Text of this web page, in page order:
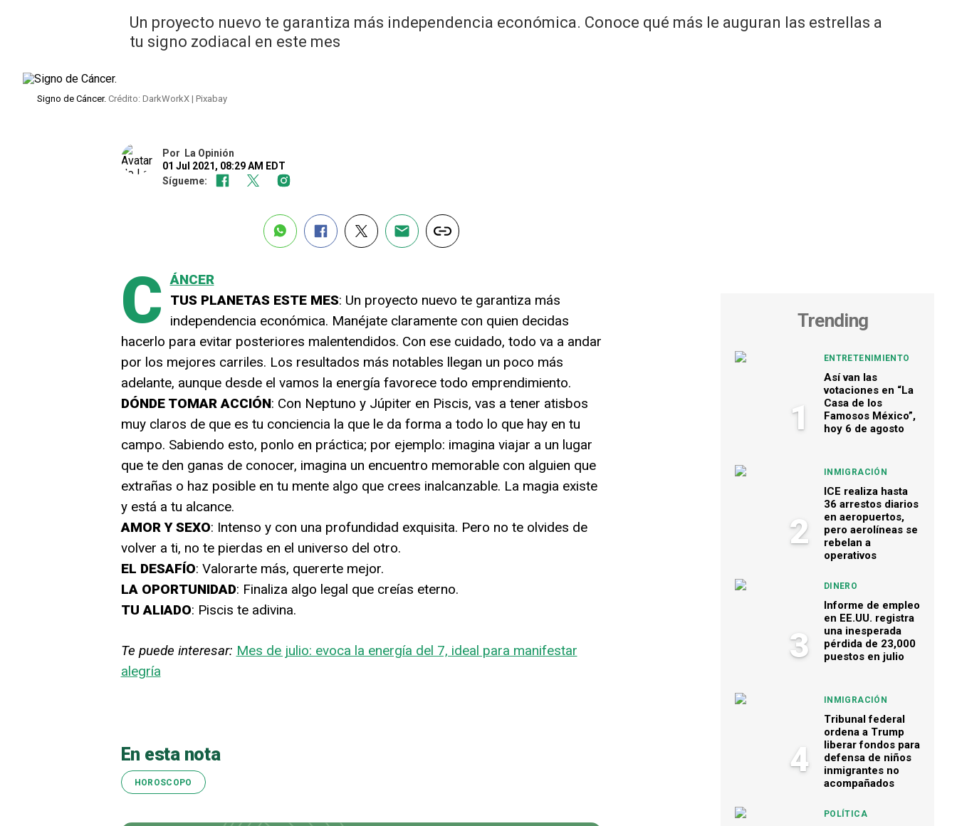
Un proyecto nuevo te garantiza más independencia económica. Conoce qué más le auguran las estrellas a
tu signo zodiacal en este mes
Signo de Cáncer. Crédito: DarkWorkX | Pixabay
Por
La Opinión
01 Jul 2021, 08:29 AM EDT
Sígueme:
C ÁNCER
TUS PLANETAS ESTE MES: Un proyecto nuevo te garantiza más
independencia económica. Manéjate claramente con quien decidas
hacerlo para evitar posteriores malentendidos. Con ese cuidado, todo va a andar
por los mejores carriles. Los resultados más notables llegan un poco más
adelante, aunque desde el vamos la energía favorece todo emprendimiento.
DÓNDE TOMAR ACCIÓN: Con Neptuno y Júpiter en Piscis, vas a tener atisbos
muy claros de que es tu conciencia la que le da forma a todo lo que hay en tu
campo. Sabiendo esto, ponlo en práctica; por ejemplo: imagina viajar a un lugar
que te den ganas de conocer, imagina un encuentro memorable con alguien que
extrañas o haz posible en tu mente algo que crees inalcanzable. La magia existe
y está a tu alcance.
AMOR Y SEXO: Intenso y con una profundidad exquisita. Pero no te olvides de
volver a ti, no te pierdas en el universo del otro.
EL DESAFÍO: Valorarte más, quererte mejor.
LA OPORTUNIDAD: Finaliza algo legal que creías eterno.
TU ALIADO: Piscis te adivina.
Te puede interesar: Mes de julio: evoca la energía del 7, ideal para manifestar
alegría
En esta nota
HOROSCOPO
Trending
1
ENTRETENIMIENTO
Así van las
votaciones en “La
Casa de los
Famosos México”,
hoy 6 de agosto
2
INMIGRACIÓN
ICE realiza hasta
36 arrestos diarios
en aeropuertos,
pero aerolíneas se
rebelan a
operativos
3
DINERO
Informe de empleo
en EE.UU. registra
una inesperada
pérdida de 23,000
puestos en julio
4
INMIGRACIÓN
Tribunal federal
ordena a Trump
liberar fondos para
defensa de niños
inmigrantes no
acompañados
POLÍTICA